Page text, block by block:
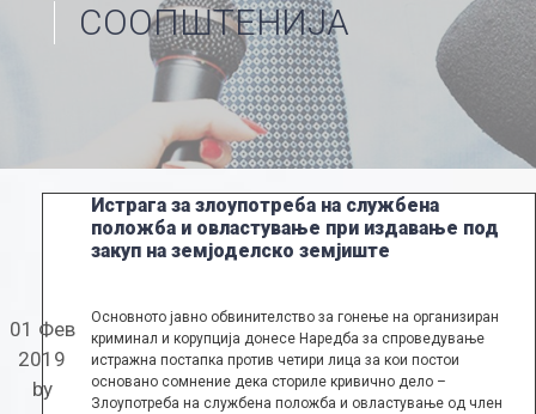
СООПШТЕНИЈА
Истрага за злоупотреба на службена
положба и овластување при издавање под
закуп на земјоделско земјиште
01 Фев
2019
by
Основното јавно обвинителство за гонење на организиран
криминал и корупција донесе Наредба за спроведување
истражна постапка против четири лица за кои постои
основано сомнение дека сториле кривично дело –
Злоупотреба на службена положба и овластување од член